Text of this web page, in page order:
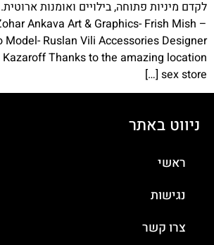
Ankava Art & Graphics- Frish Mish –
Model- Ruslan Vili Accessories Designer
sex store […]
ניווט באתר
ראשי
נגישות
צרו קשר